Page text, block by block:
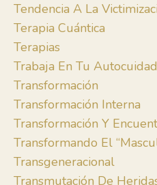
Tendencia A La
Terapia Cuántica
Terapias
Trabaja En Tu
Transformación
Transformación Interna
Transformación Y
Transformando El
Transgeneracional
Transmutación De